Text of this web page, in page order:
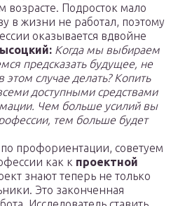
возрасте. Подросток мало
в жизни не работал, поэтому
оказывается вдвойне
Когда мы выбираем
предсказать будущее, не
случае делать? Копить
доступными средствами
Чем больше усилий вы
тем больше будет
профориентации, советуем
как к проектной
знают теперь не только
Это законченная